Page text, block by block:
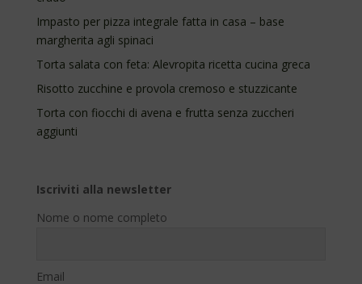
Impasto per pizza integrale fatta in casa – base
margherita agli spinaci
Torta salata con feta: Alevropita ricetta cucina greca
Risotto zucchine e provola cremoso e stuzzicante
Torta con fiocchi di avena e frutta senza zuccheri
aggiunti
Iscriviti alla newsletter
Nome o nome completo
Email